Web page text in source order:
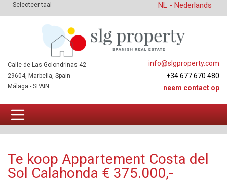
Selecteer taal NL - Nederlands
info@slgproperty.com
+34 677 670 480
neem contact op
Calle de Las Golondrinas 42
29604, Marbella, Spain
Málaga - SPAIN
Te koop Appartement Costa del
Sol Calahonda € 375.000,-